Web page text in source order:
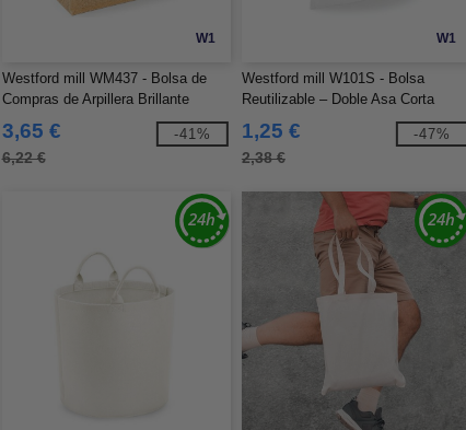
W1
Westford mill WM437 - Bolsa de
Compras de Arpillera Brillante
3,65 €
6,22 €
-41%
W1
Westford mill W101S - Bolsa
Reutilizable – Doble Asa Corta
1,25 €
2,38 €
-47%